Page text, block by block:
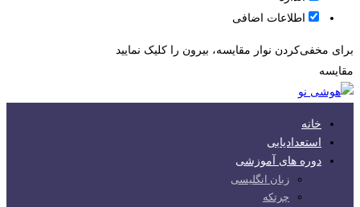
اطلاعات اضافی
برای مخفی‌کردن نوار مقایسه، بیرون را کلیک نمایید
مقایسه
خانه
استعدادیابی
دوره های آموزشی
زبان انگلیسی
چرتکه